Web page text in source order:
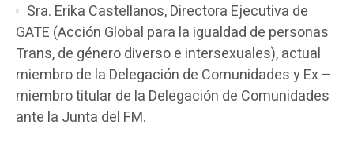
Sra. Erika Castellanos, Directora Ejecutiva de
GATE (Acción Global para la igualdad de personas
Trans, de género diverso e intersexuales), actual
miembro de la Delegación de Comunidades y Ex –
miembro titular de la Delegación de Comunidades
ante la Junta del FM.